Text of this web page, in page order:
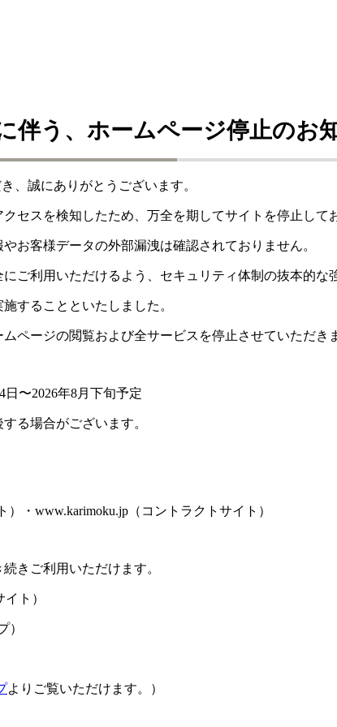
伴う、ホームページ停止のお
、誠にありがとうございます。
セスを検知したため、万全を期してサイトを停止して
お客様データの外部漏洩は確認されておりません。
ご利用いただけるよう、セキュリティ体制の抜本的な
することといたしました。
ページの閲覧および全サービスを停止させていただき
〜2026年8月下旬予定
る場合がございます。
・www.karimoku.jp（コントラクトサイト）
きご利用いただけます。
ト）
）
よりご覧いただけます。）